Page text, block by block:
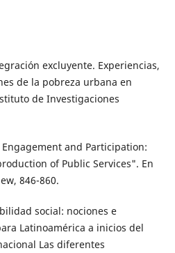
excluyente. Experiencias,
de la pobreza urbana en
de Investigaciones
and Participation:
of Public Services". En
846-860.
social: no­ciones e
Latinoamérica a inicios del
Las diferentes